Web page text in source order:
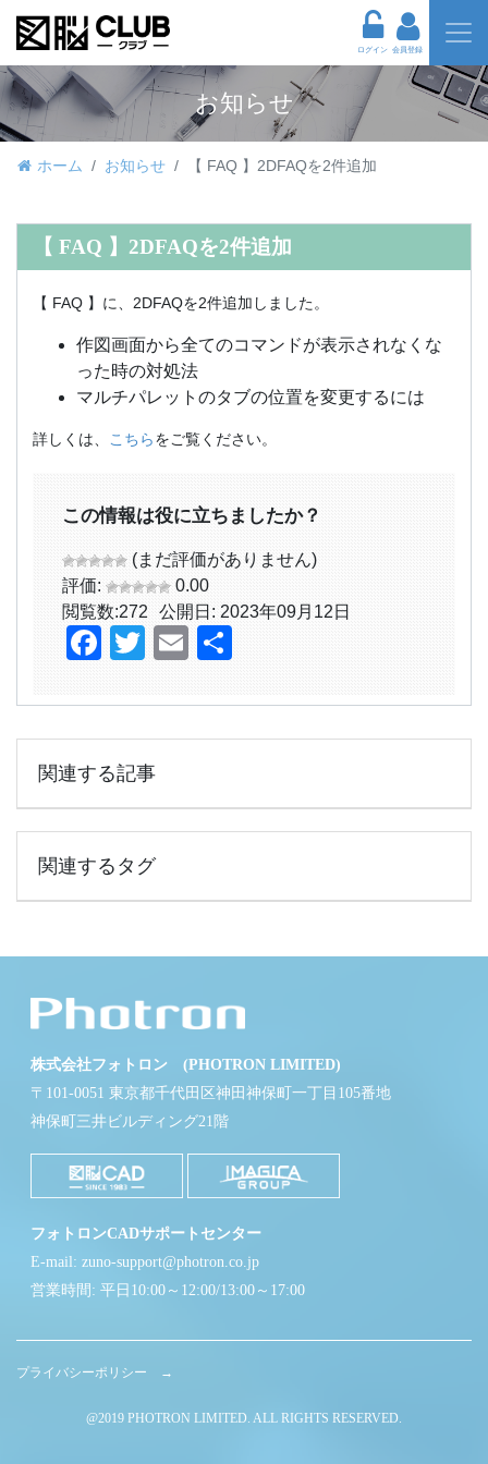
ログイン 会員登録
お知らせ
ホーム お知らせ 【 FAQ 】2DFAQを2件追加
【 FAQ 】2DFAQを2件追加
【 FAQ 】に、2DFAQを2件追加しました。
作図画面から全てのコマンドが表示されなくな
った時の対処法
マルチパレットのタブの位置を変更するには
詳しくは、 こちらをご覧ください。
この情報は役に立ちましたか？
(まだ評価がありません)
評価:
0.00
閲覧数:272 公開日: 2023年09月12日
Facebook
TwitterEmail
関連する記事
関連するタグ
株式会社フォトロン (PHOTRON LIMITED)
〒101-0051 東京都千代田区神田神保町一丁目105番地
神保町三井ビルディング21階
フォトロンCADサポートセンター
E-mail: zuno-support@photron.co.jp
営業時間: 平日10:00～12:00/13:00～17:00
プライバシーポリシー →
@2019 PHOTRON LIMITED. ALL RIGHTS RESERVED.